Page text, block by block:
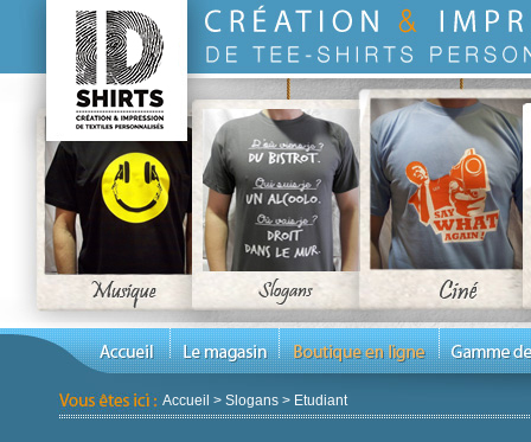
Accueil > Slogans > Etudiant